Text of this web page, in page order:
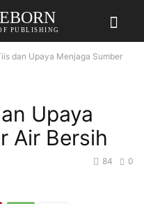
PUBLISHING
dan Upaya Menjaga Sumber
Upaya
Air Bersih
0
84